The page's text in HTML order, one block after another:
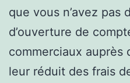
que vous n’avez pas
d’ouverture de
commerciaux auprès
leur réduit des frais